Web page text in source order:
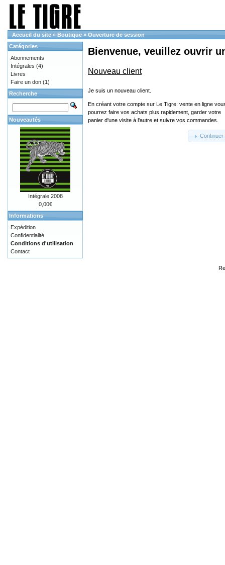
Accueil du site » Boutique » Ouverture de session
Bienvenue, veuillez ouvrir
Nouveau client
Je suis un nouveau client.
En créant votre compte sur Le Tigre: vente en ligne
pourrez faire vos achats plus rapidement, garder votre
panier d'une visite à l'autre et suivre vos commandes.
Continuer
Catégories
Abonnements
Intégrales (4)
Livres
Faire un don (1)
Recherche
Nouveautés
Intégrale 2008
0,00€
Informations
Expédition
Confidentialité
Conditions d'utilisation
Contact